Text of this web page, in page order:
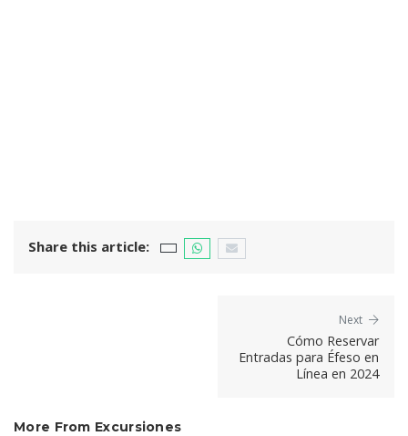
Share this article:
Next
Cómo Reservar
Entradas para Éfeso en
Línea en 2024
More From Excursiones